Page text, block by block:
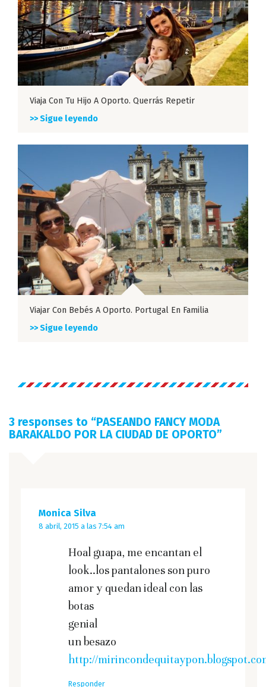
Viaja Con Tu Hijo A Oporto. Querrás Repetir
>> Sigue leyendo
Viajar Con Bebés A Oporto. Portugal En Familia
>> Sigue leyendo
3 responses to “PASEANDO FANCY MODA
BARAKALDO POR LA CIUDAD DE OPORTO”
Monica Silva
8 abril, 2015 a las 7:54 am
Hoal guapa, me encantan el
look..los pantalones son puro
amor y quedan ideal con las
botas
genial
un besazo
http://
Responder